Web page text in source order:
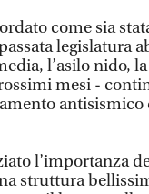
come sia
legislatura
l’asilo nido,
mesi -
antisismico
l’importanza
struttura